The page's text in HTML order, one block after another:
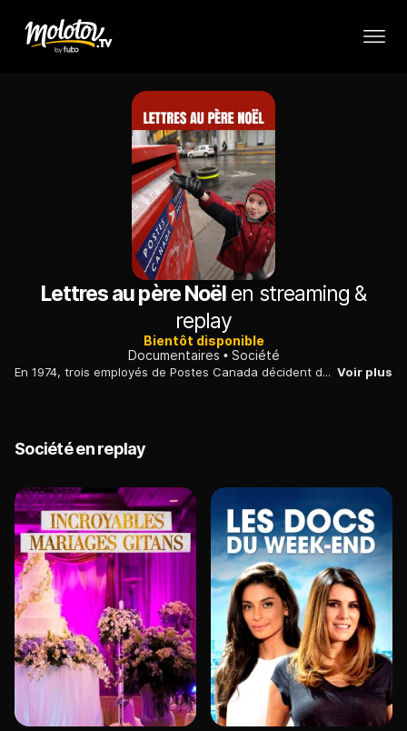
Lettres au père Noël en streaming &
replay
Bientôt disponible
Documentaires
Société
En 1974, trois employés de Postes Canada décident de répondre bénévolement aux lettres que les enfants adressent en fin d'année à «Père Noël, Pôle Nord, H0H OHO». Voir plus
Société en replay